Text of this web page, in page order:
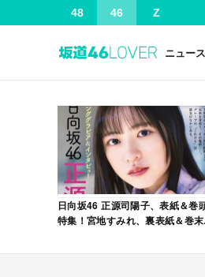
48 46 Z
ニュース
日向坂46 正源司陽子、表紙＆巻
特集！宮地すみれ、裏表紙＆巻末
VOL.12」本日4/30発売！